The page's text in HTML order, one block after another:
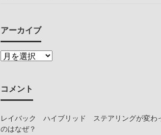
アーカイブ
コメント
レイバック ハイブリッド ステアリングが変わ
のはなぜ？